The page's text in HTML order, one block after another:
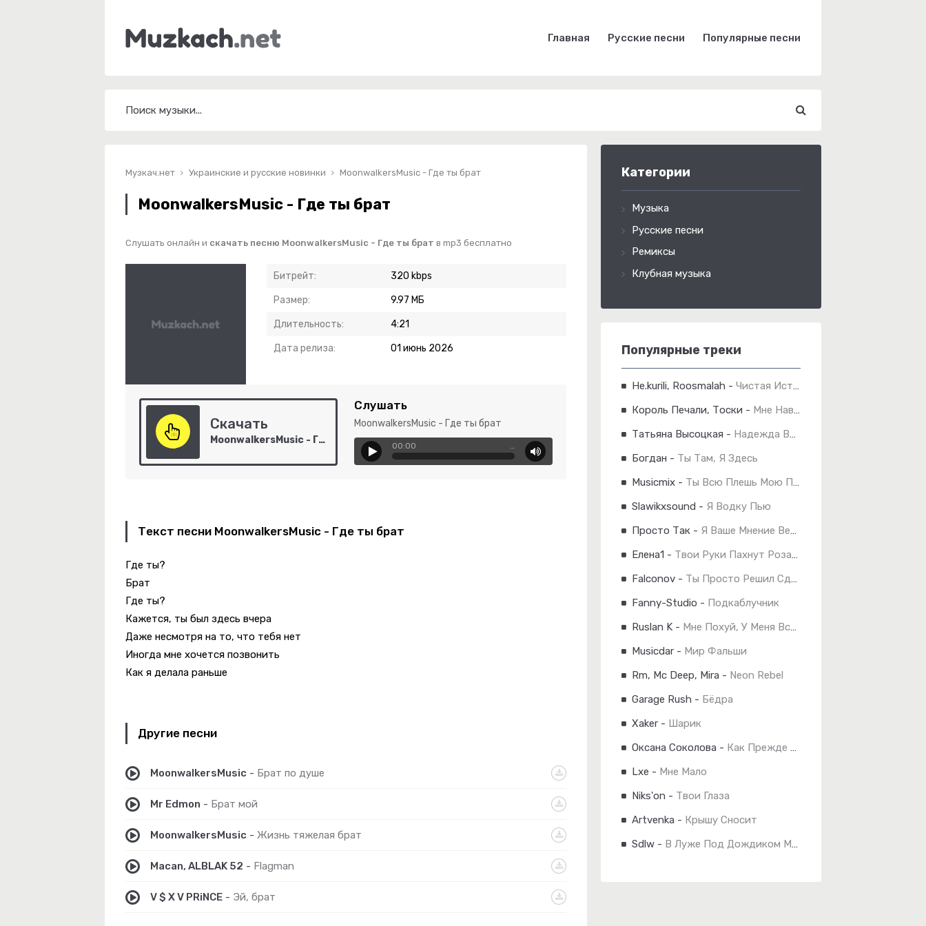
Главная Русские песни Популярные песни
Музкач.нет Украинские и русские новинки MoonwalkersMusic - Где ты брат
MoonwalkersMusic - Где ты брат
Слушать онлайн и скачать песню MoonwalkersMusic - Где ты брат в mp3 бесплатно
Битрейт: 320 kbps
Размер: 9.97 МБ
Длительность: 4:21
Дата релиза: 01 июнь 2026
Скачать
MoonwalkersMusic - Где ты брат
Слушать
MoonwalkersMusic - Где ты брат
00:00 …
Текст песни MoonwalkersMusic - Где ты брат
Где ты?
Брат
Где ты?
Кажется, ты был здесь вчера
Даже несмотря на то, что тебя нет
Иногда мне хочется позвонить
Как я делала раньше
Другие песни
MoonwalkersMusic - Брат по душе
Mr Edmon - Брат мой
MoonwalkersMusic - Жизнь тяжелая брат
Macan, ALBLAK 52 - Flagman
V $ X V PRiNCE - Эй, брат
Категории
Музыка
Русские песни
Ремиксы
Клубная музыка
Популярные треки
Не.kurili, Roosmalah - Чистая Истина
Король Печали, Тоски - Мне Навстречу Ветер Холодный Дует.
Татьяна Высоцкая - Надежда Вера И Любовь
Богдан - Ты Там, Я Здесь
Musicmix - Ты Всю Плешь Мою Проела
Slawikxsound - Я Водку Пью
Просто Так - Я Ваше Мнение Вертел На Хере
Елена1 - Твои Руки Пахнут Розами
Falconov - Ты Просто Решил Сдаться
Fanny-Studio - Подкаблучник
Ruslan K - Мне Похуй, У Меня Всё Получится
Musicdar - Мир Фальши
Rm, Mc Deep, Mira - Neon Rebel
Garage Rush - Бёдра
Xaker - Шарик
Оксана Соколова - Как Прежде Уже Не Будет..
Lxe - Мне Мало
Niks'on - Твои Глаза
Artvenka - Крышу Сносит
Sdlw - В Луже Под Дождиком Мокнет Щенок
Навстречу Ветер Холодный Дует.